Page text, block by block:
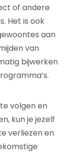
of andere
Het is ook
aan
van
bijwerken
volgen en
kun je jezelf
verliezen en